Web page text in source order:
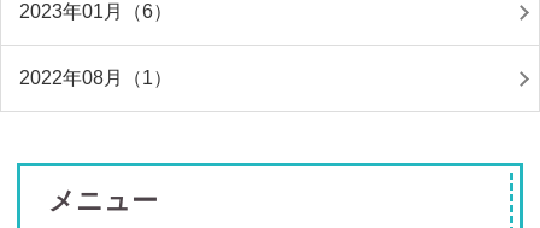
2023年01月（6）
2022年08月（1）
メニュー